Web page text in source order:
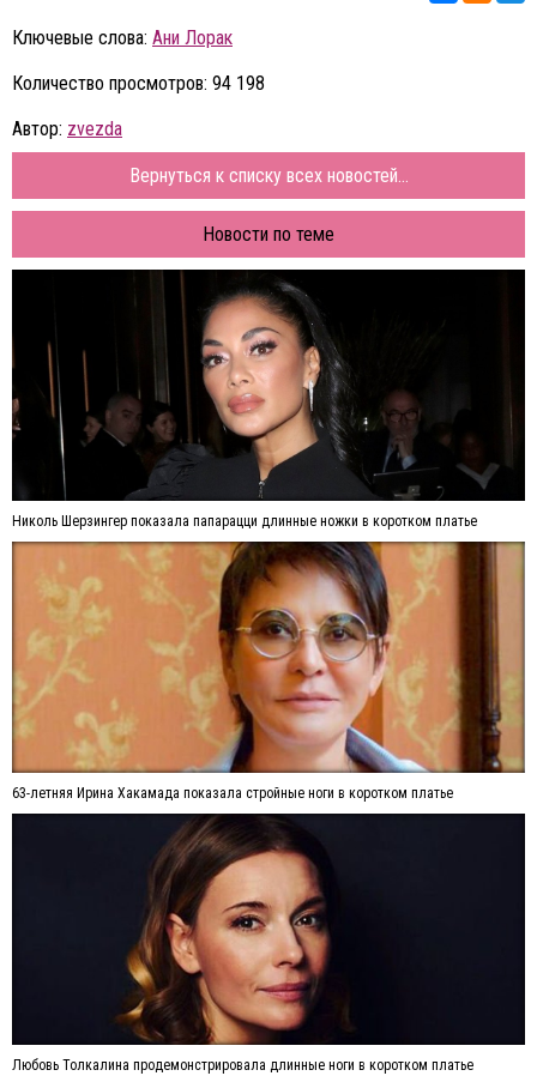
Ключевые слова: Ани Лорак
Количество просмотров: 94 198
Автор: zvezda
Вернуться к списку всех новостей...
Новости по теме
Николь Шерзингер показала папарацци длинные ножки в коротком платье
63-летняя Ирина Хакамада показала стройные ноги в коротком платье
Любовь Толкалина продемонстрировала длинные ноги в коротком платье